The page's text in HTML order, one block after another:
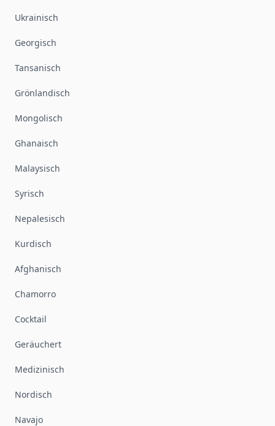
Ukrainisch
Georgisch
Tansanisch
Grönlandisch
Mongolisch
Ghanaisch
Malaysisch
Syrisch
Nepalesisch
Kurdisch
Afghanisch
Chamorro
Cocktail
Geräuchert
Medizinisch
Nordisch
Navajo